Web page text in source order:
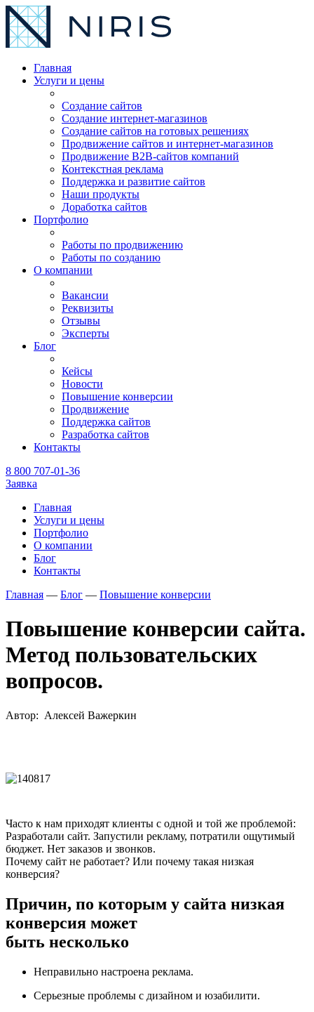
Главная
Услуги и цены
Создание сайтов
Создание интернет-магазинов
Создание сайтов на готовых решениях
Продвижение сайтов и интернет-магазинов
Продвижение B2B-сайтов компаний
Контекстная реклама
Поддержка и развитие сайтов
Наши продукты
Доработка сайтов
Портфолио
Работы по продвижению
Работы по созданию
О компании
Вакансии
Реквизиты
Отзывы
Эксперты
Блог
Кейсы
Новости
Повышение конверсии
Продвижение
Поддержка сайтов
Разработка сайтов
Контакты
8 800 707-01-36
Заявка
Главная
Услуги и цены
Портфолио
О компании
Блог
Контакты
Главная — Блог — Повышение конверсии
Повышение конверсии сайта.
Метод пользовательских
вопросов.
Автор: Алексей Важеркин
Часто к нам приходят клиенты с одной и той же проблемой:
Разработали сайт. Запустили рекламу, потратили ощутимый
бюджет. Нет заказов и звонков.
Почему сайт не работает? Или почему такая низкая
конверсия?
Причин, по которым у сайта низкая
конверсия может
быть несколько
Неправильно настроена реклама.
Серьезные проблемы с дизайном и юзабилити.